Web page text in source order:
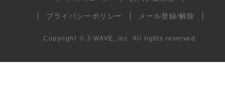
プライバシーポリシー メール登録/解除
Copyright © J-WAVE, Inc. All rights reserved.